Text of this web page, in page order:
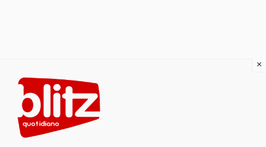
content
×